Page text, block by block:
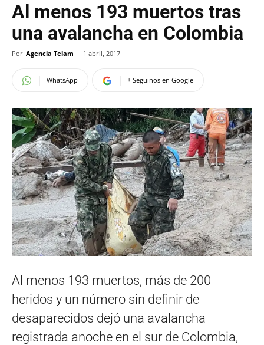
Al menos 193 muertos tras
una avalancha en Colombia
Por Agencia Telam - 1 abril, 2017
WhatsApp + Seguinos en Google
Al menos 193 muertos, más de 200
heridos y un número sin definir de
desaparecidos dejó una avalancha
registrada anoche en el sur de Colombia,